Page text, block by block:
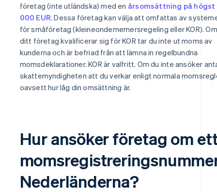
företag (inte utländska) med en årsomsättning på högst
000 EUR. Dessa företag kan välja att omfattas av
för småföretag (kleineondernemersregeling eller KOR). Om
ditt företag kvalificerar sig för KOR tar du inte ut moms av
kunderna och är befriad från att lämna in regelbundna
momsdeklarationer. KOR är valfritt. Om du inte ansöker
skattemyndigheten att du verkar enligt normala
oavsett hur låg din omsättning är.
Hur ansöker företag om
Nederländerna?